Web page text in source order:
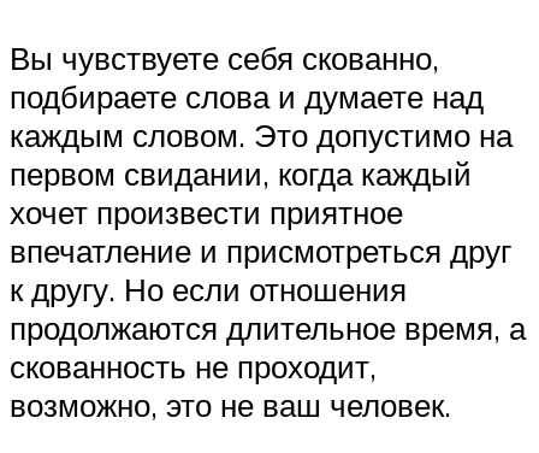
Вы чувствуете себя скованно,
подбираете слова и думаете над
каждым словом. Это допустимо на
первом свидании, когда каждый
хочет произвести приятное
впечатление и присмотреться друг
к другу. Но если отношения
продолжаются длительное время, а
скованность не проходит,
возможно, это не ваш человек.